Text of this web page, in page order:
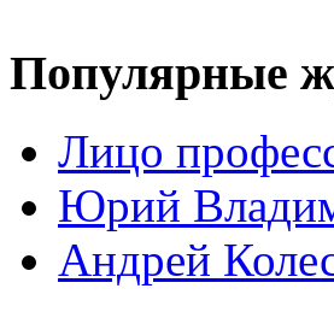
Популярные
Лицо
Юрий
Андрей